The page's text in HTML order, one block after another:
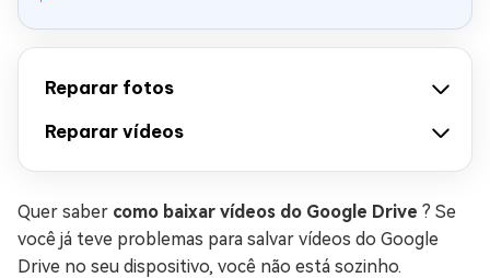
Reparar fotos
Reparar vídeos
Quer saber como baixar vídeos do Google Drive ? Se
você já teve problemas para salvar vídeos do Google
Drive no seu dispositivo, você não está sozinho.